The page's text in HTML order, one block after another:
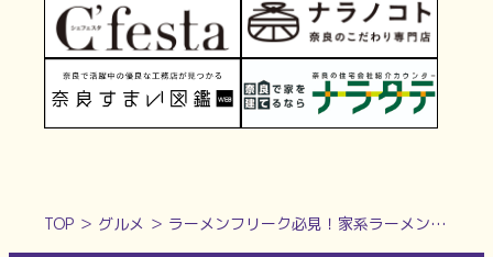
TOP ＞ グルメ ＞ ラーメンフリーク必見！家系ラーメンが奈良に登場vol.19：＜奈良ラーメン新時代＞